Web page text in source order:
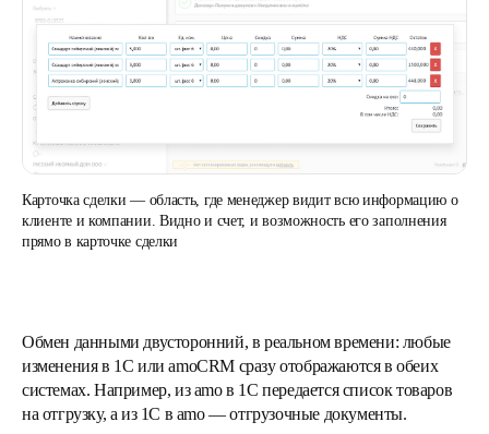
Карточка сделки — область, где менеджер видит всю информацию о
клиенте и компании. Видно и счет, и возможность его заполнения
прямо в карточке сделки
Обмен данными двусторонний, в реальном времени: любые
изменения в 1С или amoCRM сразу отображаются в обеих
системах. Например, из amo в 1С передается список товаров
на отгрузку, а из 1С в amo — отгрузочные документы.